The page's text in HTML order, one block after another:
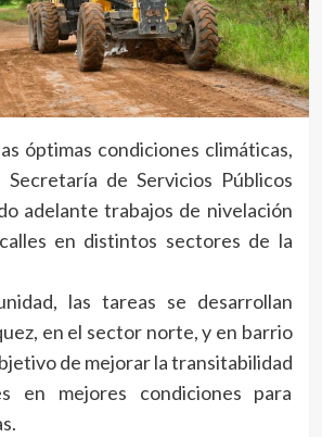
óptimas condiciones climáticas,
de Servicios Públicos
adelante trabajos de nivelación
en distintos sectores de la
las tareas se desarrollan
en el sector norte, y en barrio
de mejorar la transitabilidad
en mejores condiciones para